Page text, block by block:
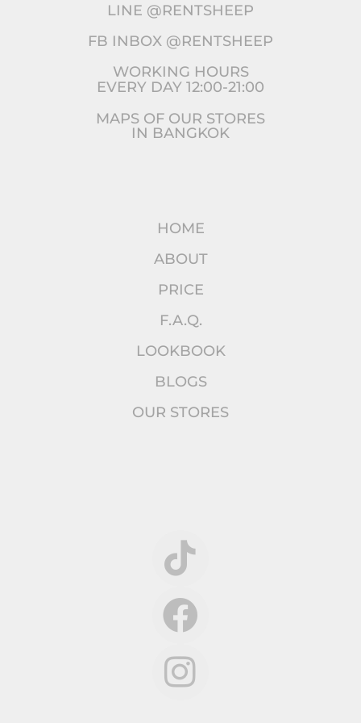
LINE @RENTSHEEP
FB INBOX @RENTSHEEP
WORKING HOURS
EVERY DAY 12:00-21:00
MAPS OF OUR STORES
IN BANGKOK
HOME
ABOUT
PRICE
F.A.Q.
LOOKBOOK
BLOGS
OUR STORES